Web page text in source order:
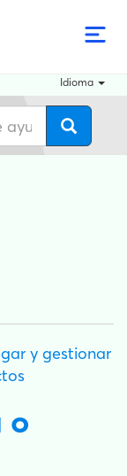
Idioma
y gestionar
o